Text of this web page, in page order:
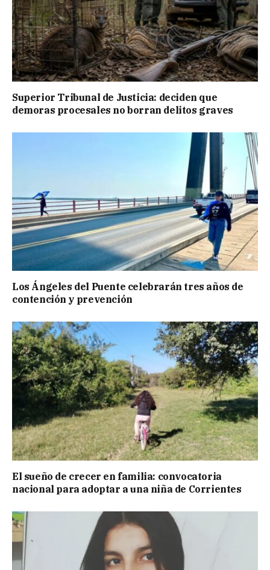
Superior Tribunal de Justicia: deciden que
demoras procesales no borran delitos graves
Los Ángeles del Puente celebrarán tres años de
contención y prevención
El sueño de crecer en familia: convocatoria
nacional para adoptar a una niña de Corrientes